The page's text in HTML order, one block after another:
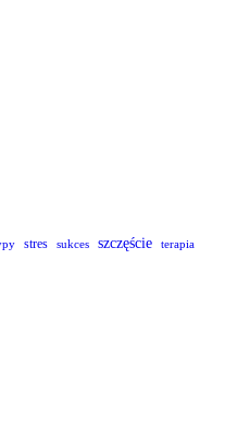
stres sukces szczęście
terapia